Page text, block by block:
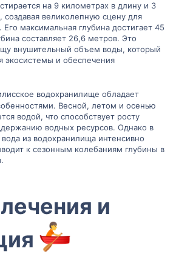
на 9 километрах в длину и 3
великолепную сцену для
максимальная глубина достигает 45
составляет 26,6 метров. Это
внушительный объем воды, который
экосистемы и обеспечения
водохранилище обладает
Весной, летом и осенью
водой, что способствует росту
водных ресурсов. Однако в
из водохранилища интенсивно
к сезонным колебаниям глубины в
и